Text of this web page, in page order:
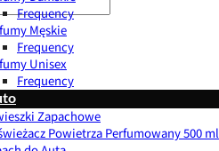
Frequency
Męskie
Frequency
Unisex
Frequency
Zapachowe
Powietrza Perfumowany 500 ml